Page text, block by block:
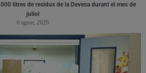
litres de residus de la Devesa durant el mes de
juliol
6 agost, 2026